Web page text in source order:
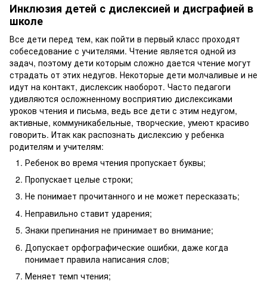
Инклюзия детей с дислексией и дисграфией в
школе
Все дети перед тем, как пойти в первый класс проходят
собеседование с учителями. Чтение является одной из
задач, поэтому дети которым сложно дается чтение могут
страдать от этих недугов. Некоторые дети молчаливые и не
идут на контакт, дислексик наоборот. Часто педагоги
удивляются осложненному восприятию дислексиками
уроков чтения и письма, ведь все дети с этим недугом,
активные, коммуникабельные, творческие, умеют красиво
говорить. Итак как распознать дислексию у ребенка
родителям и учителям:
Ребенок во время чтения пропускает буквы;
Пропускает целые строки;
Не понимает прочитанного и не может пересказать;
Неправильно ставит ударения;
Знаки препинания не принимает во внимание;
Допускает орфографические ошибки, даже когда
понимает правила написания слов;
Меняет темп чтения;